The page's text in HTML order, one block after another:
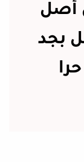
أصل
بجد